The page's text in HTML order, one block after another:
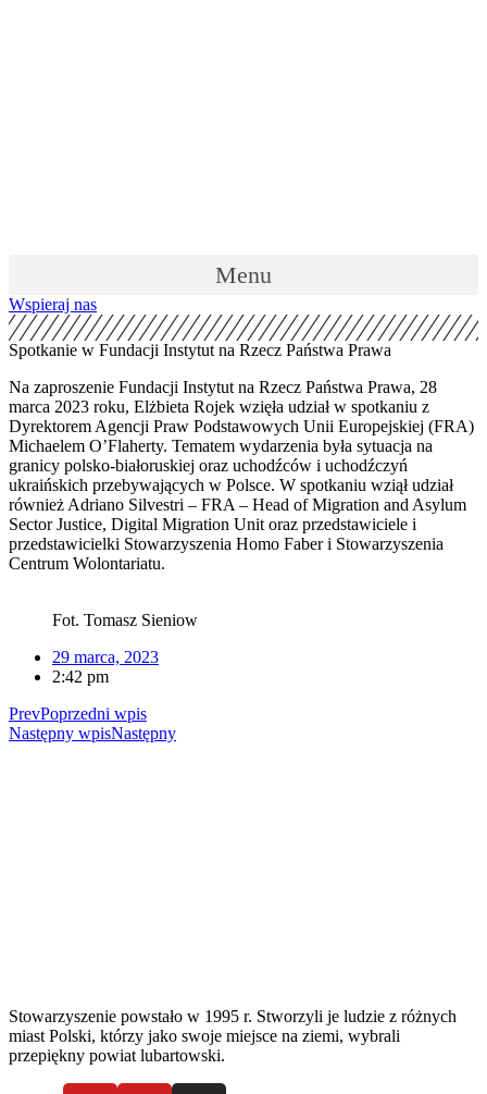
Menu
Wspieraj nas
Spotkanie w Fundacji Instytut na Rzecz Państwa Prawa
Na zaproszenie Fundacji Instytut na Rzecz Państwa Prawa, 28
marca 2023 roku, Elżbieta Rojek wzięła udział w spotkaniu z
Dyrektorem Agencji Praw Podstawowych Unii Europejskiej (FRA)
Michaelem O’Flaherty. Tematem wydarzenia była sytuacja na
granicy polsko-białoruskiej oraz uchodźców i uchodźczyń
ukraińskich przebywających w Polsce. W spotkaniu wziął udział
również Adriano Silvestri – FRA – Head of Migration and Asylum
Sector Justice, Digital Migration Unit oraz przedstawiciele i
przedstawicielki Stowarzyszenia Homo Faber i Stowarzyszenia
Centrum Wolontariatu.
Fot. Tomasz Sieniow
29 marca, 2023
2:42 pm
PrevPoprzedni wpis
Następny wpisNastępny
Stowarzyszenie powstało w 1995 r. Stworzyli je ludzie z różnych
miast Polski, którzy jako swoje miejsce na ziemi, wybrali
przepiękny powiat lubartowski.